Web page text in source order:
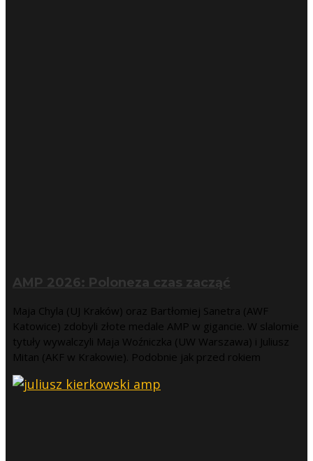
AMP 2026: Poloneza czas zacząć
Maja Chyla (UJ Kraków) oraz Bartłomiej Sanetra (AWF
Katowice) zdobyli złote medale AMP w gigancie. W slalomie
tytuły wywalczyli Maja Woźniczka (UW Warszawa) i Juliusz
Mitan (AKF w Krakowie). Podobnie jak przed rokiem